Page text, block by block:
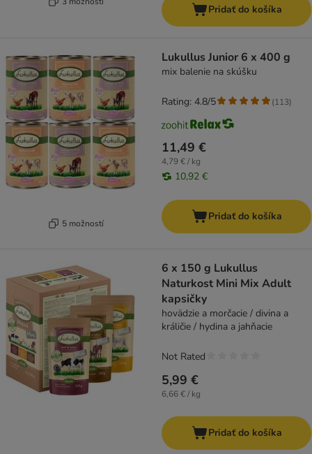
Pridať do košíka
5 možností
Lukullus Junior 6 x 400 g
mix balenie na skúšku
11,49 €
4,79 € / kg
10,92 €
Rating: 4.8/5 (113)
Pridať do košíka
6 x 150 g Lukullus
Naturkost Mini Mix Adult
kapsičky
hovädzie a morčacie / divina a
králičie / hydina a jahňacie
5,99 €
6,66 € / kg
Not Rated
Pridať do košíka